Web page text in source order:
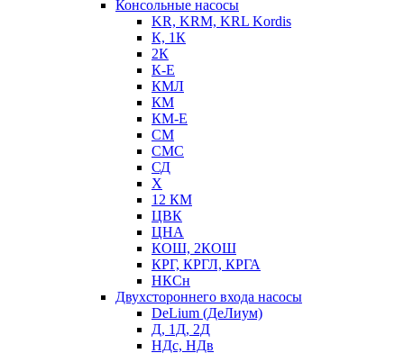
Консольные насосы
KR, KRM, KRL Kordis
К, 1К
2К
К-Е
КМЛ
КМ
КМ-Е
СМ
СМС
СД
Х
12 КМ
ЦВК
ЦНА
КОШ, 2КОШ
КРГ, КРГЛ, КРГА
НКСн
Двухстороннего входа насосы
DeLium (ДеЛиум)
Д, 1Д, 2Д
НДс, НДв